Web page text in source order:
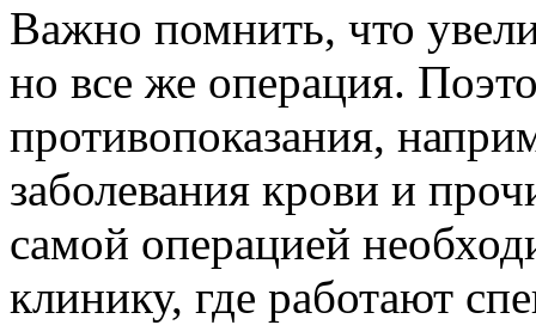
Важно помнить, что
но все же операция.
противопоказания,
заболевания крови и
самой операцией
клинику, где работают